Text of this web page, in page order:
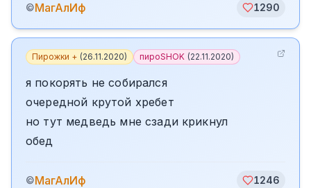
©МагАлИф 1290
Пирожки + (26.11.2020) пироSHOK (22.11.2020)
я покорять не собирался
очередной крутой хребет
но тут медведь мне сзади крикнул
обед
©МагАлИф 1246